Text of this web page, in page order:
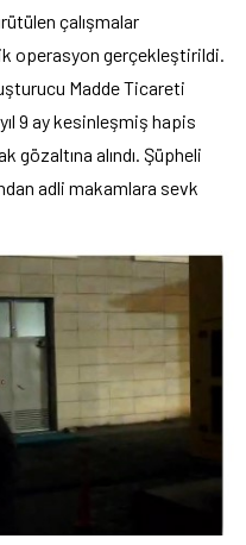
çalışmalar
operasyon gerçekleştirildi.
Madde Ticareti
9 ay kesinleşmiş hapis
gözaltına alındı. Şüpheli
adli makamlara sevk